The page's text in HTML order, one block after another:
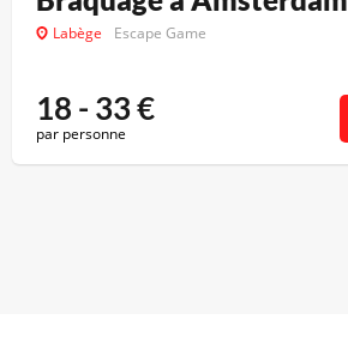
Labège Escape Game
18 - 33€
par personne